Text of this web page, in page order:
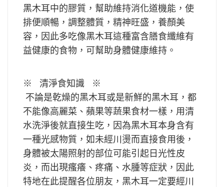
黑木耳中的膠質，幫助維持消化道機能，使
排便順暢，調整體質，精神旺盛，養顏美
容，因此多吃像黑木耳這種富含膳食纖維有
益健康的食物，可幫助身體健康維持。
※ 清淨食知識 ※
不論是乾燥的黑木耳或是新鮮的黑木耳，都
不能像高麗菜、蘋果等蔬果食材一樣，用清
水洗淨後就直接生吃，因為黑木耳本身含有
一種光感物質，如未經川燙而直接食用後，
身體被太陽照射的部位可能引起日光性皮
炎，而出現瘙癢、疼痛、水腫等症狀，因此
特地在此提醒各位朋友，黑木耳一定要經川